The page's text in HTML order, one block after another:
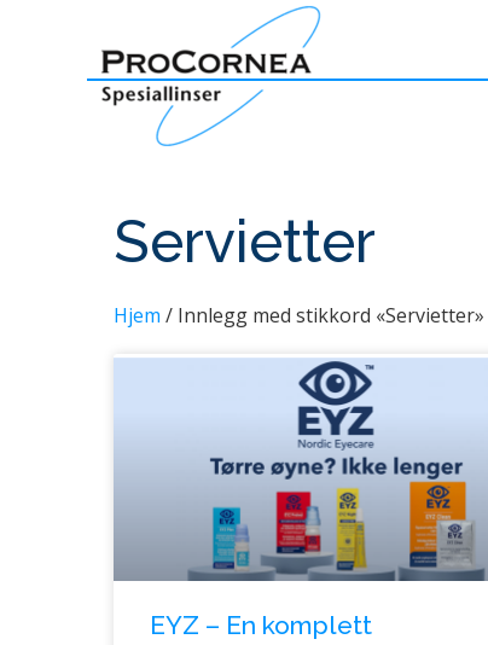
Servietter
Hjem / Innlegg med stikkord «Servietter»
EYZ – En komplett